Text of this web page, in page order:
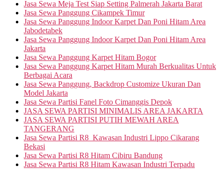
Jasa Sewa Meja Test Siap Setting Palmerah Jakarta Barat
Jasa Sewa Panggung Cikampek Timur
Jasa Sewa Panggung Indoor Karpet Dan Poni Hitam Area
Jabodetabek
Jasa Sewa Panggung Indoor Karpet Dan Poni Hitam Area
Jakarta
Jasa Sewa Panggung Karpet Hitam Bogor
Jasa Sewa Panggung Karpet Hitam Murah Berkualitas Untuk
Berbagai Acara
Jasa Sewa Panggung, Backdrop Customize Ukuran Dan
Model Jakarta
Jasa Sewa Partisi Fanel Foto Cimanggis Depok
JASA SEWA PARTISI MINIMALIS AREA JAKARTA
JASA SEWA PARTISI PUTIH MEWAH AREA
TANGERANG
Jasa Sewa Partisi R8 Kawasan Industri Lippo Cikarang
Bekasi
Jasa Sewa Partisi R8 Hitam Cibiru Bandung
Jasa Sewa Partisi R8 Hitam Kawasan Industri Terpadu